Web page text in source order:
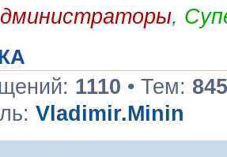
,
1110 • Тем: 845
Vladimir.Minin